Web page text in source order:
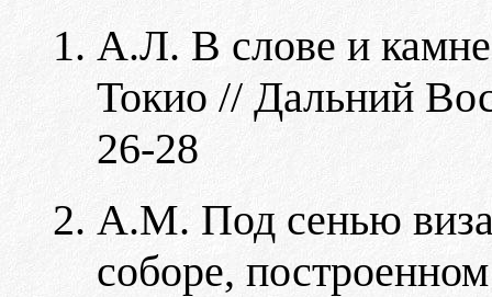
А.Л. В слове и
Токио // Дальний
26-28
А.М. Под сенью
соборе,